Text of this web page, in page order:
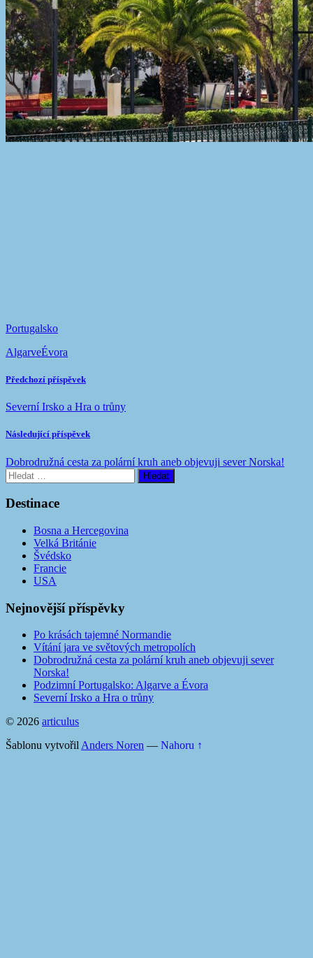
Portugalsko
AlgarveÉvora
Předchozí příspěvek
Severní Irsko a Hra o trůny
Následující příspěvek
Dobrodružná cesta za polární kruh aneb objevuji sever Norska!
Vyhledávání
Destinace
Bosna a Hercegovina
Velká Británie
Švédsko
Francie
USA
Nejnovější příspěvky
Po krásách tajemné Normandie
Vítání jara ve světových metropolích
Dobrodružná cesta za polární kruh aneb objevuji sever
Norska!
Podzimní Portugalsko: Algarve a Évora
Severní Irsko a Hra o trůny
© 2026 articulus
Šablonu vytvořil Anders Noren — Nahoru ↑